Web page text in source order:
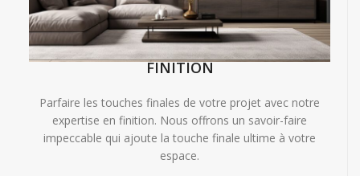
FINITION
Parfaire les touches finales de votre projet avec notre
expertise en finition. Nous offrons un savoir-faire
impeccable qui ajoute la touche finale ultime à votre
espace.